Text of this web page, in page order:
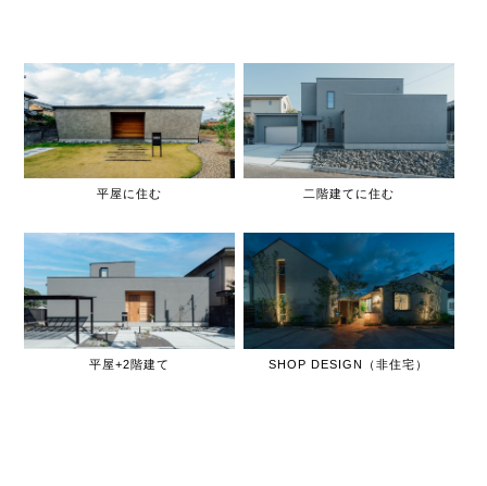
平屋に住む 二階建てに住む
平屋+2階建て SHOP DESIGN（非住宅）